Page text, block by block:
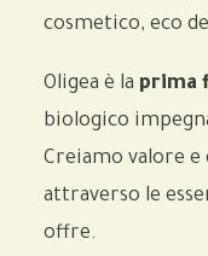
cosmetico, eco
Oligea è la prima
biologico
Creiamo valore
attraverso le
offre.